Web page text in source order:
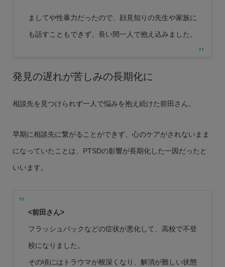
ましてや性暴力だったので、顔見知りの先生や家族に
も話すこともできず、長い間一人で抱え込みました。
発見の遅れが苦しみの長期化に
相談先を見つけられず一人で悩みを抱え続けた前田さん。
早期に相談先に繋がることができず、心のケアがされないまま
になっていたことは、PTSDの影響が長期化した一因だったと
いいます。
<前田さん>
フラッシュバックなどの症状が悪化して、高校で不登
校になりました。
その頃にはトラウマが根深くなり、解消が難しい状態